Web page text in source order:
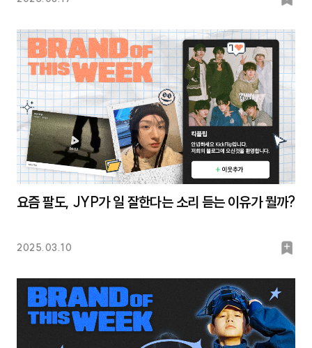
크
요즘 팔도, JYP가 일 잘한다는 소리 듣는 이유가 뭘까?
2025.03.10
북
크